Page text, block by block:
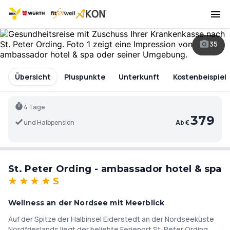
35
Übersicht Pluspunkte Unterkunft Kostenbeispiel
4 Tage
und Halbpension
Ab €379
St. Peter Ording - ambassador hotel & spa
★ ★★★ S
Wellness an der Nordsee mit Meerblick
Auf der Spitze der Halbinsel Eiderstedt an der Nordseeküste